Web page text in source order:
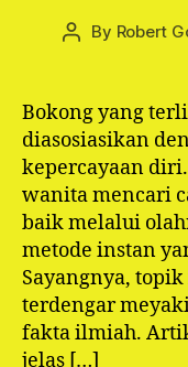
Post
By Robert
Bokong yang
diasosiasikan
kepercayaan
wanita mencari
baik melalui
metode instan
Sayangnya,
terdengar
fakta ilmiah.
jelas […]